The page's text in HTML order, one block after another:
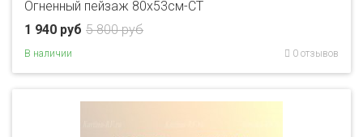
Огненный пейзаж 80x53см-CT
5 800 руб
1 940 руб
В наличии 0 отзывов